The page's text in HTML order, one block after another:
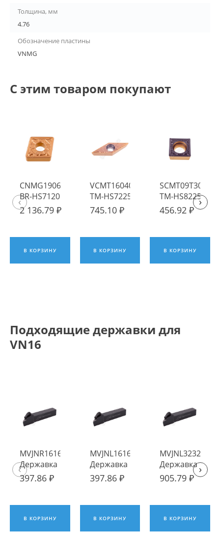
Толщина, мм
4.76
Обозначение пластины
VNMG
С этим товаром покупают
CNMG190616-
BR-HS7120
Пластина
2 136.79 ₽
В КОРЗИНУ
VCMT160404-
TM-HS7225
Пластина
745.10 ₽
В КОРЗИНУ
SCMT09T304-
TM-HS8225
Пластина
456.92 ₽
В КОРЗИНУ
‹ ›
Подходящие державки для
VN16
MVJNR1616H16
Державка
токарная
397.86 ₽
В КОРЗИНУ
MVJNL1616H16
Державка
токарная
397.86 ₽
В КОРЗИНУ
MVJNL3232P16
Державка
токарная
905.79 ₽
В КОРЗИНУ
‹ ›